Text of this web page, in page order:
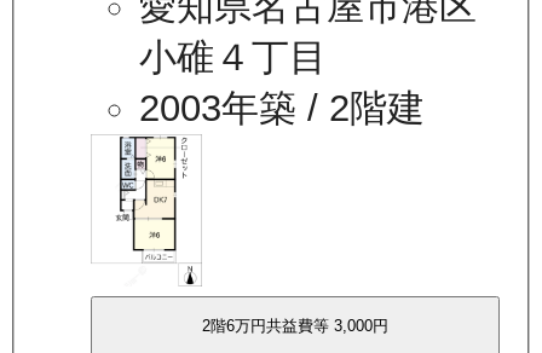
小碓４丁目
2003年築 / 2階建
2階6万円共益費等 3,000円